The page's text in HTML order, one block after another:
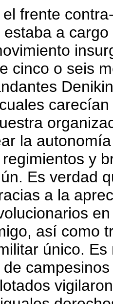
frente
a
cinco o seis
la
y
Es verdad
a la
así como
único.